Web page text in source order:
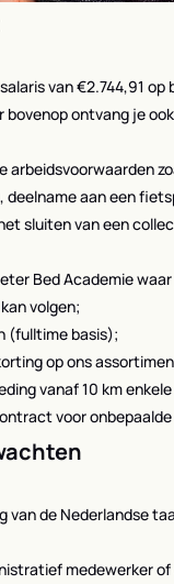
van €2.744,91 op
bovenop ontvang je
arbeidsvoorwaarden
deelname aan een
sluiten van een
Bed Academie
volgen;
(fulltime basis);
op ons
vanaf 10 km
voor
van de Nederlandse
medewerker